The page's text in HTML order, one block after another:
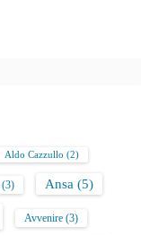
Aldo Cazzullo (2)
(3) Ansa (5)
Avvenire (3)